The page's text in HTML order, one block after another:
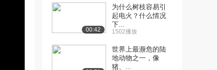
00:42
为什么树枝容易引
起电火？什么情况
下...
1502播放
世界上最濒危的陆
地动物之一，像
猪、...